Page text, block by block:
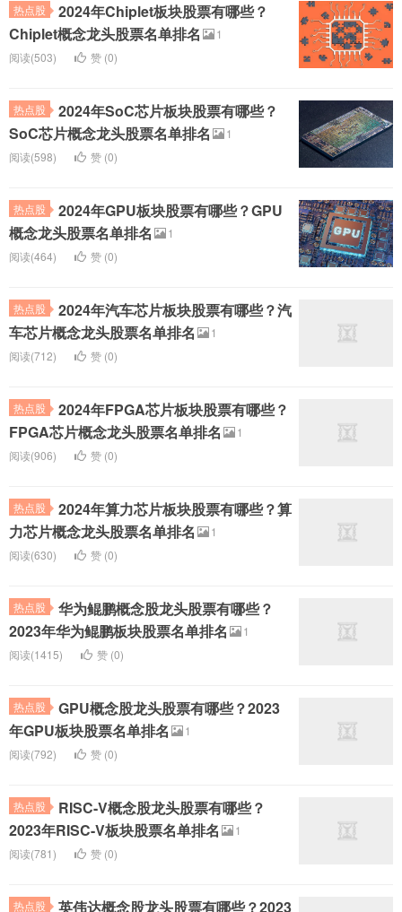
热点股
2024年Chiplet板块股票有哪些？
Chiplet概念龙头股票名单排名
1
阅读(503)
赞 (0)
热点股
2024年SoC芯片板块股票有哪些？
SoC芯片概念龙头股票名单排名
1
阅读(598)
赞 (0)
热点股
2024年GPU板块股票有哪些？GPU
概念龙头股票名单排名
1
阅读(464)
赞 (0)
热点股
2024年汽车芯片板块股票有哪些？汽
车芯片概念龙头股票名单排名
1
阅读(712)
赞 (0)
热点股
2024年FPGA芯片板块股票有哪些？
FPGA芯片概念龙头股票名单排名
1
阅读(906)
赞 (0)
热点股
2024年算力芯片板块股票有哪些？算
力芯片概念龙头股票名单排名
1
阅读(630)
赞 (0)
热点股
华为鲲鹏概念股龙头股票有哪些？
2023年华为鲲鹏板块股票名单排名
1
阅读(1415)
赞 (0)
热点股
GPU概念股龙头股票有哪些？2023
年GPU板块股票名单排名
1
阅读(792)
赞 (0)
热点股
RISC-V概念股龙头股票有哪些？
2023年RISC-V板块股票名单排名
1
阅读(781)
赞 (0)
热点股
英伟达概念股龙头股票有哪些？2023